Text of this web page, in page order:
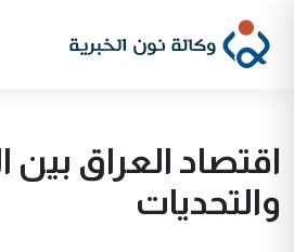
اقتصاد العراق
والتحديات